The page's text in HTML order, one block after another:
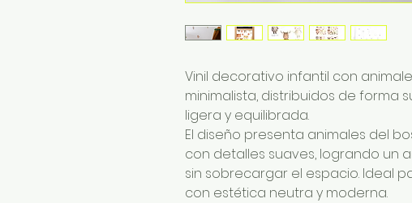
Vinil decorativo infantil con
minimalista, distribuidos de forma
ligera y equilibrada.
El diseño presenta animales del
con detalles suaves, logrando un
sin sobrecargar el espacio. Ideal
con estética neutra y moderna.